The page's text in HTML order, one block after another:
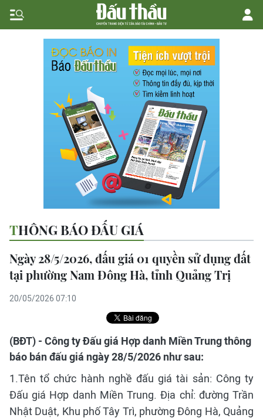
THÔNG BÁO ĐẤU GIÁ
Ngày 28/5/2026, đấu giá 01 quyền sử dụng đất
tại phường Nam Đông Hà, tỉnh Quảng Trị
20/05/2026 07:10
(BĐT) - Công ty Đấu giá Hợp danh Miền Trung thông
báo bán đấu giá ngày 28/5/2026 như sau:
1.Tên tổ chức hành nghề đấu giá tài sản: Công ty
Đấu giá Hợp danh Miền Trung. Địa chỉ: đường Trần
Nhật Duật, Khu phố Tây Trì, phường Đông Hà, Quảng